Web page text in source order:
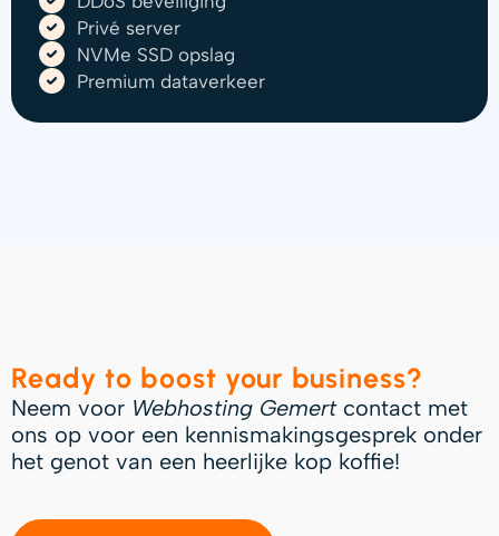
Privé server
NVMe SSD opslag
Premium dataverkeer
Ready to boost your business?
Neem voor Webhosting Gemert contact met
ons op voor een kennismakingsgesprek onder
het genot van een heerlijke kop koffie!